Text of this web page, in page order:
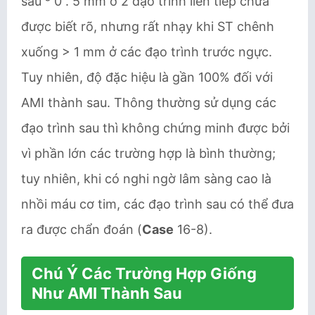
được biết rõ, nhưng rất nhạy khi ST chênh
xuống > 1 mm ở các đạo trình trước ngực.
Tuy nhiên, độ đặc hiệu là gần 100% đối với
AMI thành sau. Thông thường sử dụng các
đạo trình sau thì không chứng minh được bởi
vì phần lớn các trường hợp là bình thường;
tuy nhiên, khi có nghi ngờ lâm sàng cao là
nhồi máu cơ tim, các đạo trình sau có thể đưa
ra được chẩn đoán (Case 16-8).
Chú Ý Các Trường Hợp Giống
Như AMI Thành Sau